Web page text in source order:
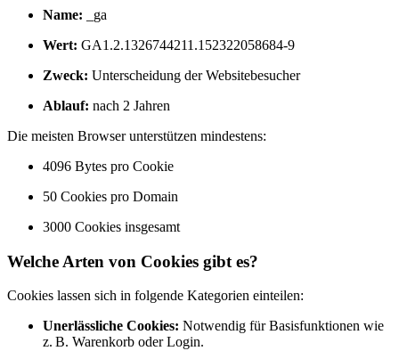
Name: _ga
Wert: GA1.2.1326744211.152322058684-9
Zweck: Unterscheidung der Websitebesucher
Ablauf: nach 2 Jahren
Die meisten Browser unterstützen mindestens:
4096 Bytes pro Cookie
50 Cookies pro Domain
3000 Cookies insgesamt
Welche Arten von Cookies gibt es?
Cookies lassen sich in folgende Kategorien einteilen:
Unerlässliche Cookies: Notwendig für Basisfunktionen wie
z. B. Warenkorb oder Login.